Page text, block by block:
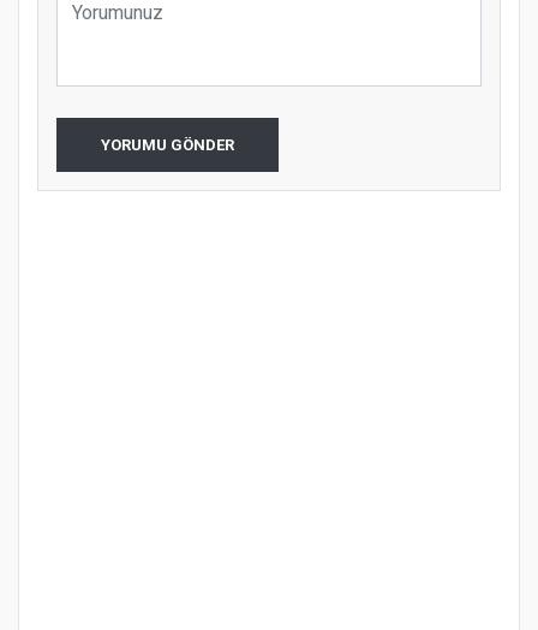
YORUMU GÖNDER